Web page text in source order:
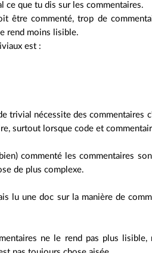
ce que tu dis sur les commentaires.
être commenté, trop de
rend moins lisible.
est :
trivial nécessite des
surtout lorsque code et
commenté les commentaires
de plus complexe.
lu une doc sur la manière de
ne le rend pas plus